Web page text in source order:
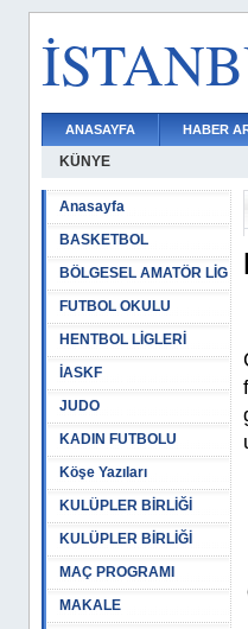
ANASAYFA HABER
KÜNYE
Anasayfa
BASKETBOL
BÖLGESEL AMATÖR LİG
FUTBOL OKULU
HENTBOL LİGLERİ
İASKF
JUDO
KADIN FUTBOLU
Köşe Yazıları
KULÜPLER BİRLİĞİ
KULÜPLER BİRLİĞİ
MAÇ PROGRAMI
MAKALE